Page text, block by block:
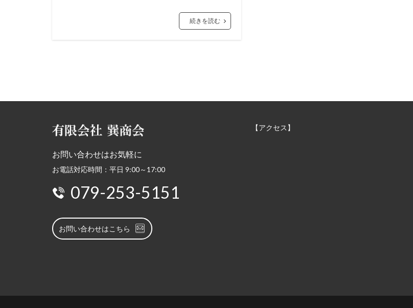
続きを読む
お問い合わせはお気軽に
お電話対応時間：平日 9:00～17:00
079-253-5151
お問い合わせはこちら
【アクセス】